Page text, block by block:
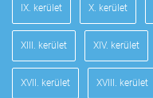
IX. kerület X. kerület
XIII. kerület XIV. kerület
XVII. kerület XVIII. kerület